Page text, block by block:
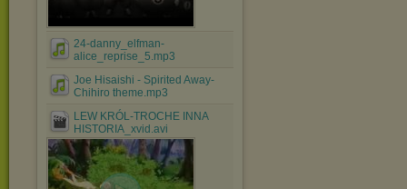
24-danny_elfman-
alice_reprise_5.mp3
Joe Hisaishi - Spirited Away-
Chihiro theme.mp3
LEW KRÓL-TROCHE INNA
HISTORIA_xvid.avi